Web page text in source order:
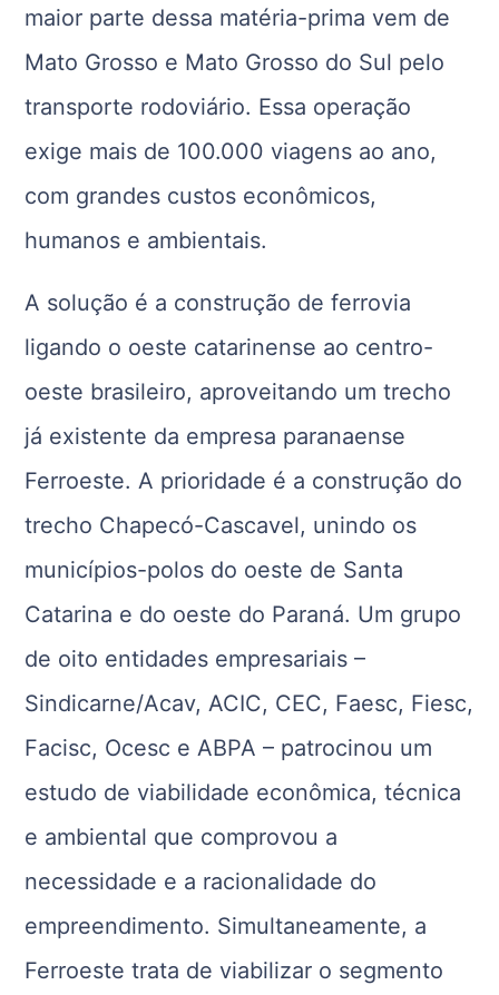
maior parte dessa matéria-prima vem de
Mato Grosso e Mato Grosso do Sul pelo
transporte rodoviário. Essa operação
exige mais de 100.000 viagens ao ano,
com grandes custos econômicos,
humanos e ambientais.
A solução é a construção de ferrovia
ligando o oeste catarinense ao centro-
oeste brasileiro, aproveitando um trecho
já existente da empresa paranaense
Ferroeste. A prioridade é a construção do
trecho Chapecó-Cascavel, unindo os
municípios-polos do oeste de Santa
Catarina e do oeste do Paraná. Um grupo
de oito entidades empresariais –
Sindicarne/Acav, ACIC, CEC, Faesc, Fiesc,
Facisc, Ocesc e ABPA – patrocinou um
estudo de viabilidade econômica, técnica
e ambiental que comprovou a
necessidade e a racionalidade do
empreendimento. Simultaneamente, a
Ferroeste trata de viabilizar o segmento